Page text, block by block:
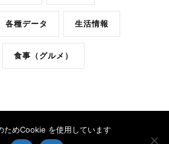
各種データ 生活情報
食事（グルメ）
Rights Reserved | Feminine Fashion |
ためCookie を使用しています